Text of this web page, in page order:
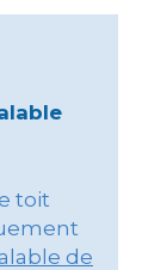
toit
de